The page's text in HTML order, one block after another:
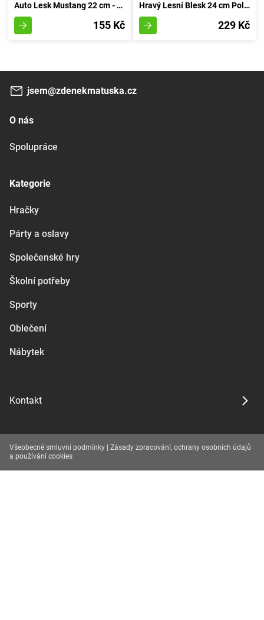
Auto Lesk Mustang 22 cm - rudá
155 Kč
Hravý Lesní Blesk 24 cm Polesie - rudá
229 Kč
jsem@zdenekmatuska.cz
O nás
Spolupráce
Kategorie
Hračky
Párty a oslavy
Společenské hry
Školní potřeby
Sporty
Oblečení
Nábytek
Kontakt
Všeobecné smluvní podmínky
Zásady zpracování, ochrany osobních údajů
a používání cookies